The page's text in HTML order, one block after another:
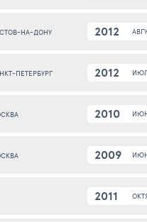
НА-ДОНУ 2012
ПЕТЕРБУРГ 2012
2010
2009
2011